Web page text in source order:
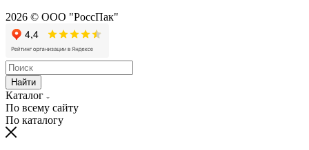
2026 © ООО "РоссПак"
Найти
Каталог
По всему сайту
По каталогу